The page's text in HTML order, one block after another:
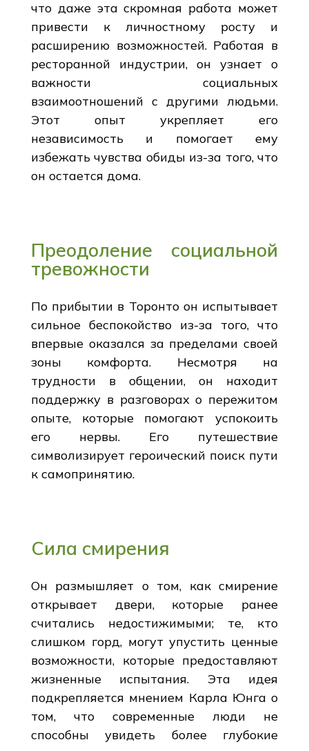
что даже эта скромная работа может
привести к личностному росту и
расширению возможностей. Работая в
ресторанной индустрии, он узнает о
важности социальных
взаимоотношений с другими людьми.
Этот опыт укрепляет его
независимость и помогает ему
избежать чувства обиды из-за того, что
он остается дома.
Преодоление социальной
тревожности
По прибытии в Торонто он испытывает
сильное беспокойство из-за того, что
впервые оказался за пределами своей
зоны комфорта. Несмотря на
трудности в общении, он находит
поддержку в разговорах о пережитом
опыте, которые помогают успокоить
его нервы. Его путешествие
символизирует героический поиск пути
к самопринятию.
Сила смирения
Он размышляет о том, как смирение
открывает двери, которые ранее
считались недостижимыми; те, кто
слишком горд, могут упустить ценные
возможности, которые предоставляют
жизненные испытания. Эта идея
подкрепляется мнением Карла Юнга о
том, что современные люди не
способны увидеть более глубокие